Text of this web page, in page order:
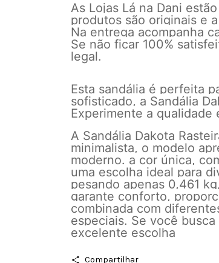
As Lojas Lá na Dani
produtos são originais e
Na entrega acompanha
Se não ficar 100%
legal.
Esta sandália é perfeita
sofisticado, a Sandália
Experimente a qualidade
A Sandália Dakota
minimalista, o modelo
moderno. a cor única,
uma escolha ideal para
pesando apenas 0,461
garante conforto,
combinada com
especiais. Se você
excelente escolha
Compartilhar